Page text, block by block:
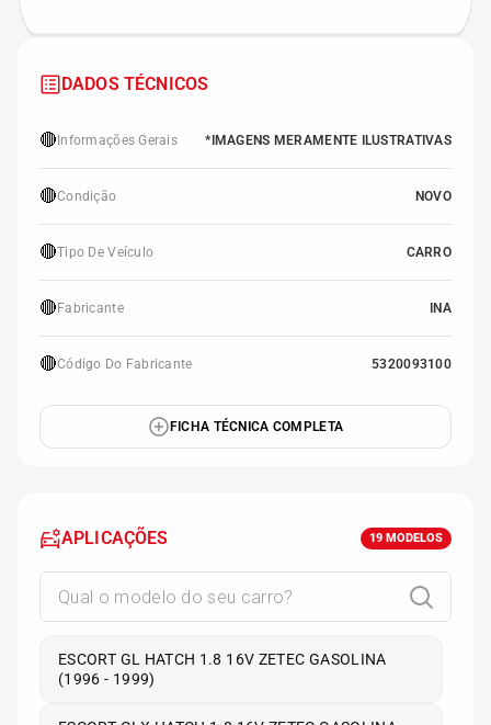
DADOS TÉCNICOS
🔴 Informações Gerais *IMAGENS MERAMENTE ILUSTRATIVAS
🔴Condição NOVO
🔴Tipo De Veículo CARRO
🔴 Fabricante INA
🔴Código Do Fabricante 5320093100
FICHA TÉCNICA COMPLETA
APLICAÇÕES 19 MODELOS
ESCORT GL HATCH 1.8 16V ZETEC GASOLINA
(1996 - 1999)